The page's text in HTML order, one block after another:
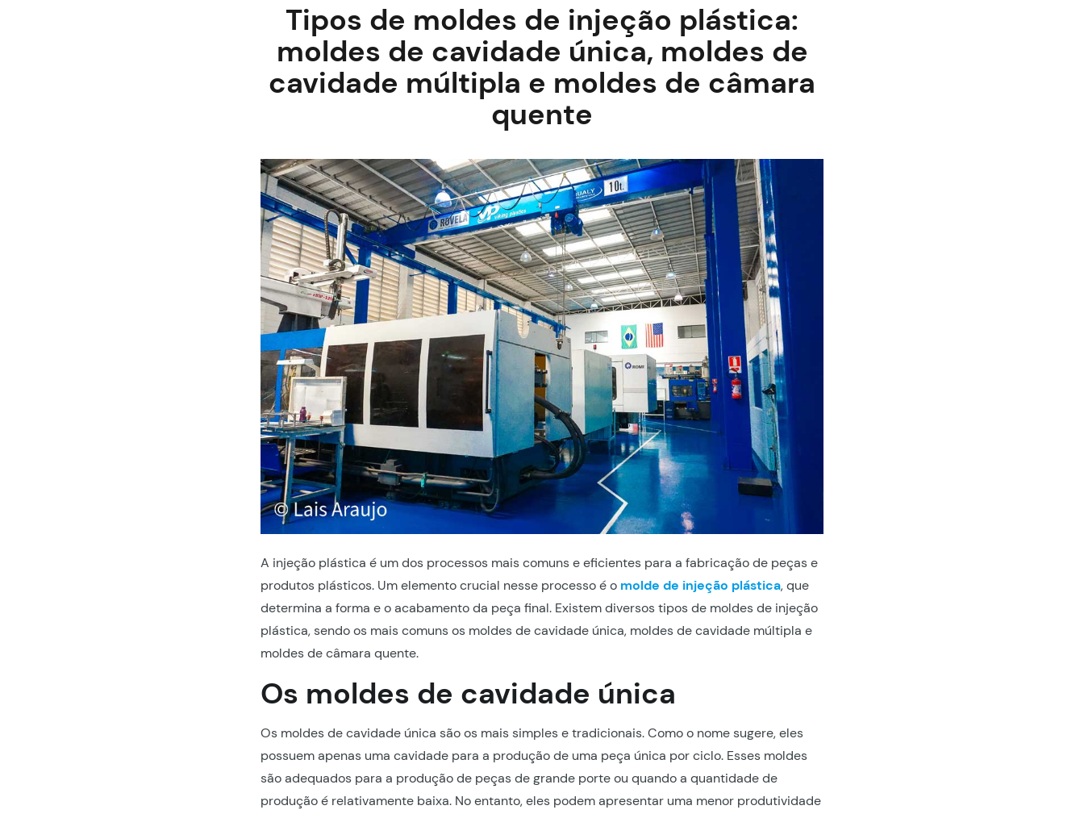
Tipos de moldes de injeção plástica:
moldes de cavidade única, moldes de
cavidade múltipla e moldes de câmara
quente
A injeção plástica é um dos processos mais comuns e eficientes para a fabricação de peças e
produtos plásticos. Um elemento crucial nesse processo é o molde de injeção plástica, que
determina a forma e o acabamento da peça final. Existem diversos tipos de moldes de injeção
plástica, sendo os mais comuns os moldes de cavidade única, moldes de cavidade múltipla e
moldes de câmara quente.
Os moldes de cavidade única
Os moldes de cavidade única são os mais simples e tradicionais. Como o nome sugere, eles
possuem apenas uma cavidade para a produção de uma peça única por ciclo. Esses moldes
são adequados para a produção de peças de grande porte ou quando a quantidade de
produção é relativamente baixa. No entanto, eles podem apresentar uma menor produtividade